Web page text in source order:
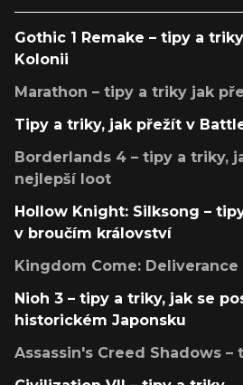
Gothic 1 Remake – tipy a
Kolonii
Marathon – tipy a triky jak
Tipy a triky, jak přežít v
Borderlands 4 – tipy a triky,
nejlepší loot
Hollow Knight: Silksong –
v broučím království
Kingdom Come:
Nioh 3 – tipy a triky, jak se
historickém Japonsku
Assassin's Creed Shadows –